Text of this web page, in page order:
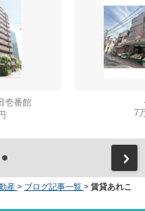
壱番館
7
産 > ブログ記事一覧 > 賃貸あれこ